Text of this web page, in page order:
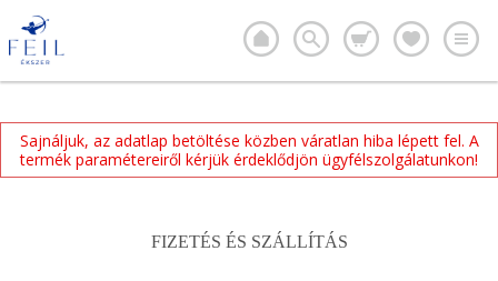
Sajnáljuk, az adatlap betöltése közben váratlan hiba lépett fel. A
termék paramétereiről kérjük érdeklődjön ügyfélszolgálatunkon!
FIZETÉS ÉS SZÁLLÍTÁS